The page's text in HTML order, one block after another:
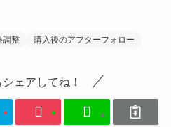
調整 購入後のアフターフォロー
ェアしてね！